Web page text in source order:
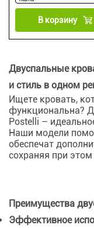
В корзину
Двуспальные
и стиль в одном
Ищете кровать,
функциональна?
Postelli –
Наши модели
обеспечат
сохраняя при
Преимущества
Эффективное